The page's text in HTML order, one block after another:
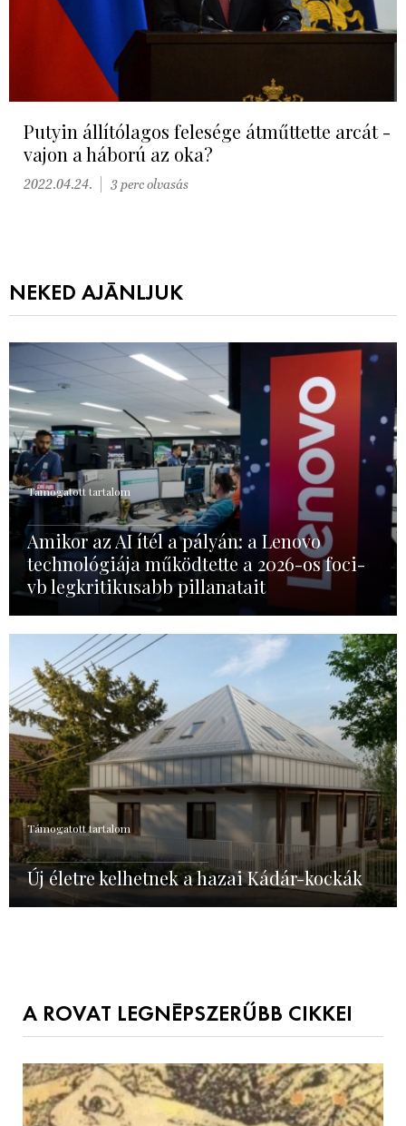
Putyin állítólagos felesége átműttette arcát -
vajon a háború az oka?
2022.04.24. 3 perc olvasás
NEKED AJÁNLJUK
Támogatott tartalom
Amikor az AI ítél a pályán: a Lenovo
technológiája működtette a 2026-os foci-
vb legkritikusabb pillanatait
Támogatott tartalom
Új életre kelhetnek a hazai Kádár-kockák
A ROVAT LEGNÉPSZERŰBB CIKKEI